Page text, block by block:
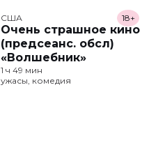
США
Очень страшное кино
(предсеанс. обсл)
«Волшебник»
18+
1 ч 49 мин
ужасы, комедия